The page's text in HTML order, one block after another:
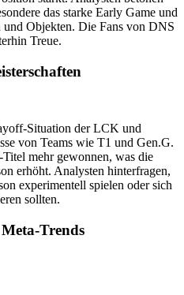
das starke Early Game und
Objekten. Die Fans von DNS
Treue.
Situation der LCK und
von Teams wie T1 und Gen.G.
mehr gewonnen, was die
erhöht. Analysten hinterfragen,
experimentell spielen oder sich
sollten.
Trends